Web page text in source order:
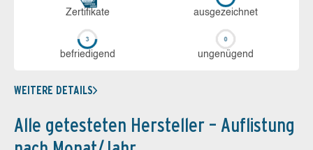
Zerti­fikate aus­ge­zeich­net
be­frie­di­gend un­ge­nü­gend
WEITERE DETAILS
Alle getesteten Hersteller – Auflistung